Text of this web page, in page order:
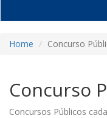
Home Concurso
Concurso
Concursos Públicos